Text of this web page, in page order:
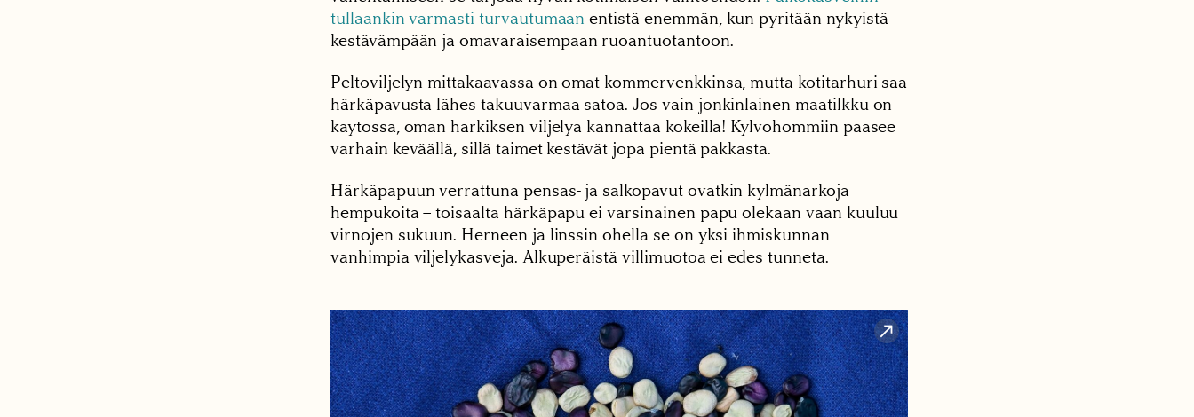
tullaankin varmasti turvautumaan entistä enemmän, kun pyritään nykyistä
kestävämpään ja omavaraisempaan ruoantuotantoon.
Peltoviljelyn mittakaavassa on omat kommervenkkinsa, mutta kotitarhuri saa
härkäpavusta lähes takuuvarmaa satoa. Jos vain jonkinlainen maatilkku on
käytössä, oman härkiksen viljelyä kannattaa kokeilla! Kylvöhommiin pääsee
varhain keväällä, sillä taimet kestävät jopa pientä pakkasta.
Härkäpapuun verrattuna pensas- ja salkopavut ovatkin kylmänarkoja
hempukoita – toisaalta härkäpapu ei varsinainen papu olekaan vaan kuuluu
virnojen sukuun. Herneen ja linssin ohella se on yksi ihmiskunnan
vanhimpia viljelykasveja. Alkuperäistä villimuotoa ei edes tunneta.
